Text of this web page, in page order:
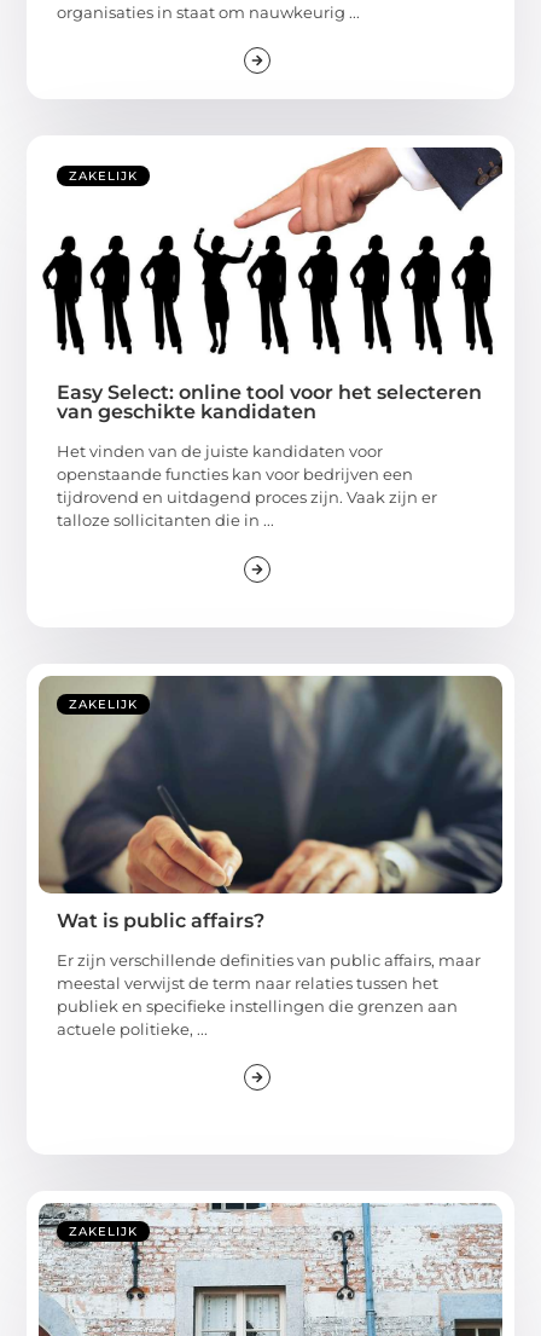
organisaties in staat om nauwkeurig ...
ZAKELIJK
Easy Select: online tool voor het selecteren
van geschikte kandidaten
Het vinden van de juiste kandidaten voor
openstaande functies kan voor bedrijven een
tijdrovend en uitdagend proces zijn. Vaak zijn er
talloze sollicitanten die in ...
ZAKELIJK
Wat is public affairs?
Er zijn verschillende definities van public affairs, maar
meestal verwijst de term naar relaties tussen het
publiek en specifieke instellingen die grenzen aan
actuele politieke, ...
ZAKELIJK